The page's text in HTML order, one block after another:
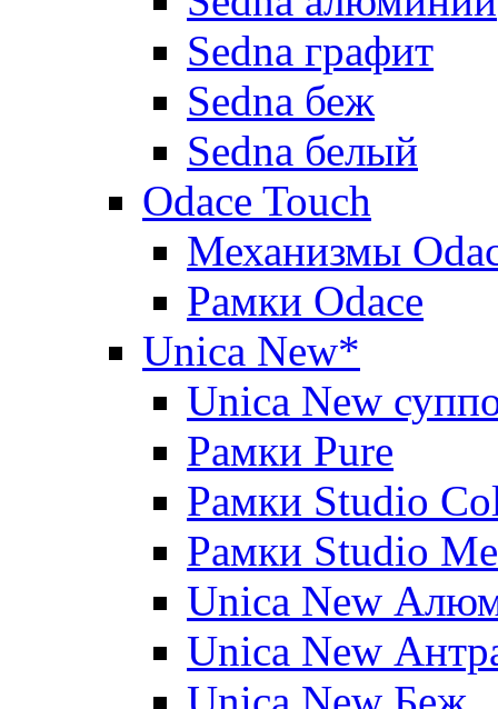
Sedna графит
Sedna беж
Sedna белый
Odace Touch
Механизмы
Рамки Odace
Unica New*
Unica New
Рамки Pure
Рамки Studio
Рамки Studio
Unica New
Unica New